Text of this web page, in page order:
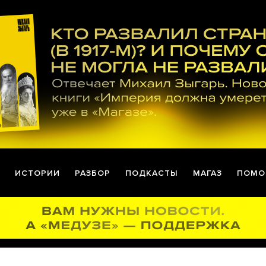
ИСТОРИИ РАЗБОР ПОДКАСТЫ МАГАЗ